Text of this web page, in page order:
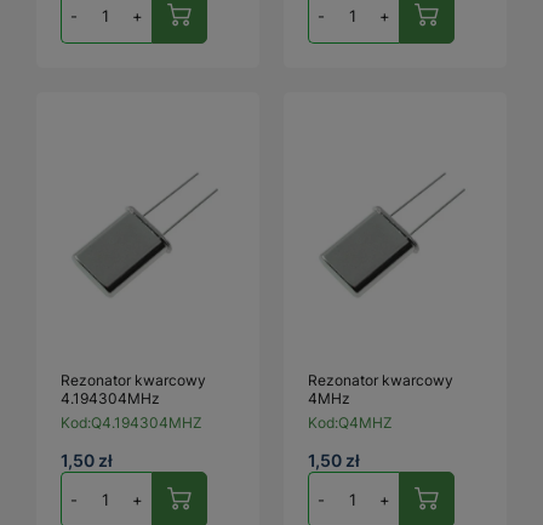
- + - +
Rezonator kwarcowy
4.194304MHz
Kod:Q4.194304MHZ
1,50 zł
- +
Rezonator kwarcowy
4MHz
Kod:Q4MHZ
1,50 zł
- +